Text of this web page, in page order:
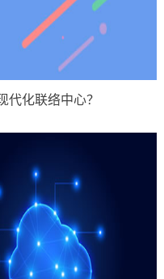
代化联络中心？